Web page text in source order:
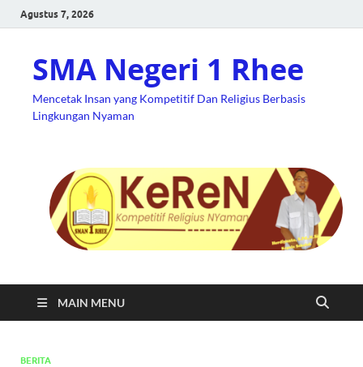
Agustus 7, 2026
SMA Negeri 1 Rhee
Mencetak Insan yang Kompetitif Dan Religius Berbasis
Lingkungan Nyaman
MAIN MENU
BERITA